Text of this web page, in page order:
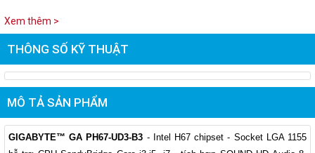
Xem thêm >
THÔNG SỐ KỸ THUẬT
MÔ TẢ SẢN PHẨM
GIGABYTE™ GA PH67-UD3-B3 - Intel H67 chipset - Socket LGA 1155